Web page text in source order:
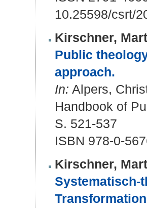
10.25598/csrt/
Kirschner,
Public
approach.
In: Alpers,
Handbook of
S. 521-537
ISBN 978-0-
Kirschner,
Systematisch-